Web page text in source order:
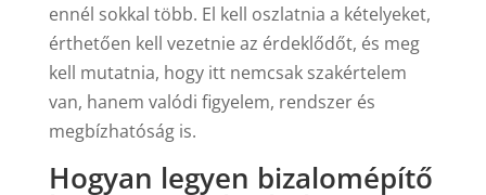
ennél sokkal több. El kell oszlatnia a kételyeket,
érthetően kell vezetnie az érdeklődőt, és meg
kell mutatnia, hogy itt nemcsak szakértelem
van, hanem valódi figyelem, rendszer és
megbízhatóság is.
Hogyan legyen bizalomépítő